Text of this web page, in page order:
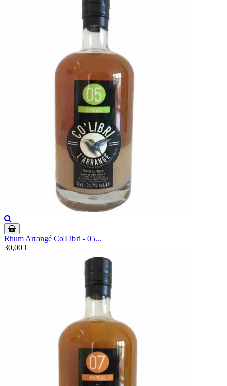
Rhum Arrangé Co'Libri - 05...
30,00 €